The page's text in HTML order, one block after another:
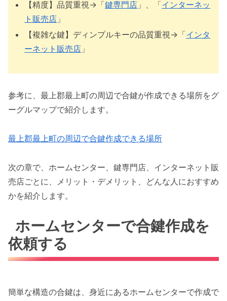
【精度】品質重視→「鍵専門店 」、「インターネッ
ト販売店 」
【複雑な鍵】ディンプルキーの品質重視→「インタ
ーネット販売店 」
参考に、最上郡最上町の周辺で合鍵が作成できる場所をグ
ーグルマップで紹介します。
最上郡最上町の周辺で合鍵作成できる場所
次の章で、ホームセンター、鍵専門店、インターネット販
売店ごとに、メリット・デメリット、どんな人におすすめ
かを紹介します。
ホームセンターで合鍵作成を
依頼する
簡単な構造の合鍵は、身近にあるホームセンターで作成で